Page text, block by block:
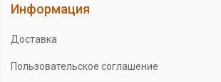
Информация
Доставка
Пользовательское соглашение